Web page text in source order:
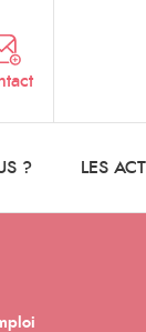
? LES